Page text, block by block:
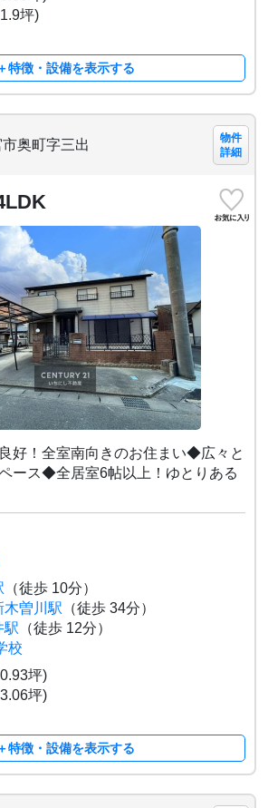
坪)
特徴・設備を表示する
奥町字三出
物件
詳細
好！全室南向きのお住まい◆広々と
ース◆全居室6帖以上！ゆとりある
（徒歩 10分）
木曽川駅 （徒歩 34分）
駅 （徒歩 12分）
校
坪)
坪)
特徴・設備を表示する